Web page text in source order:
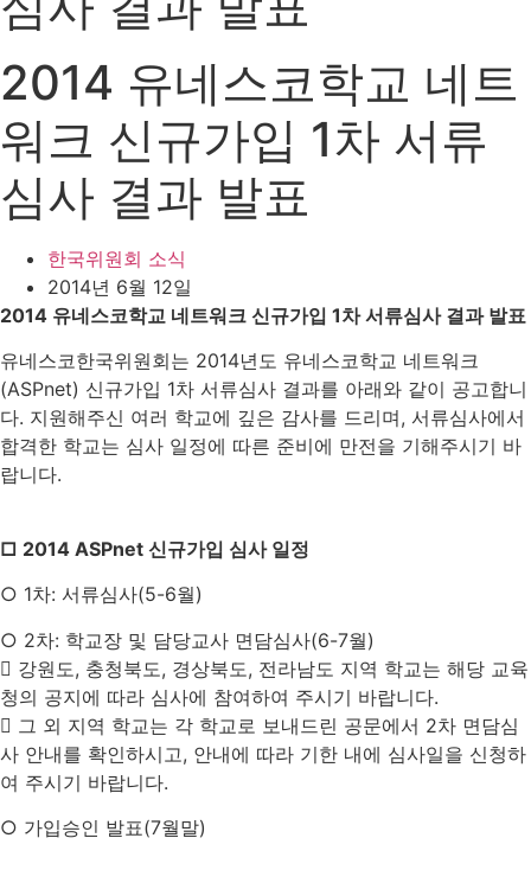
2014 유네스코학교 네트
워크 신규가입 1차 서류
심사 결과 발표
한국위원회 소식
2014년 6월 12일
2014 유네스코학교 네트워크 신규가입 1차 서류심사 결과 발표
유네스코한국위원회는 2014년도 유네스코학교 네트워크
(ASPnet) 신규가입 1차 서류심사 결과를 아래와 같이 공고합니
다. 지원해주신 여러 학교에 깊은 감사를 드리며, 서류심사에서
합격한 학교는 심사 일정에 따른 준비에 만전을 기해주시기 바
랍니다.
□ 2014 ASPnet 신규가입 심사 일정
○ 1차: 서류심사(5-6월)
○ 2차: 학교장 및 담당교사 면담심사(6-7월)
 강원도, 충청북도, 경상북도, 전라남도 지역 학교는 해당 교육
청의 공지에 따라 심사에 참여하여 주시기 바랍니다.
 그 외 지역 학교는 각 학교로 보내드린 공문에서 2차 면담심
사 안내를 확인하시고, 안내에 따라 기한 내에 심사일을 신청하
여 주시기 바랍니다.
○ 가입승인 발표(7월말)